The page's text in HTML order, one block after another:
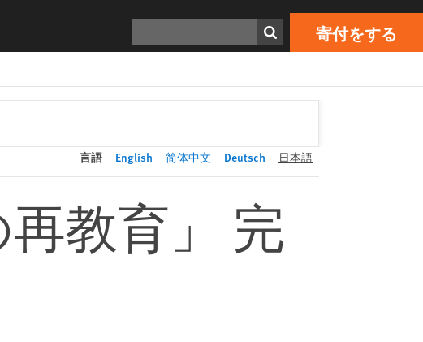
寄付をする
Print 寄付をする
言語 English 简体中文 Deutsch 日本語
教育」 完